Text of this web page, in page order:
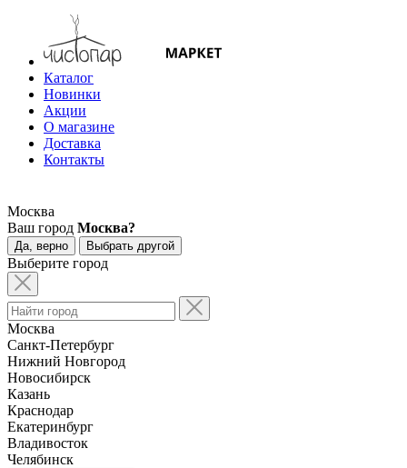
Каталог
Новинки
Акции
О магазине
Доставка
Контакты
Москва
Ваш город Москва?
Да, верно Выбрать другой
Выберите город
Москва
Санкт-Петербург
Нижний Новгород
Новосибирск
Казань
Краснодар
Екатеринбург
Владивосток
Челябинск